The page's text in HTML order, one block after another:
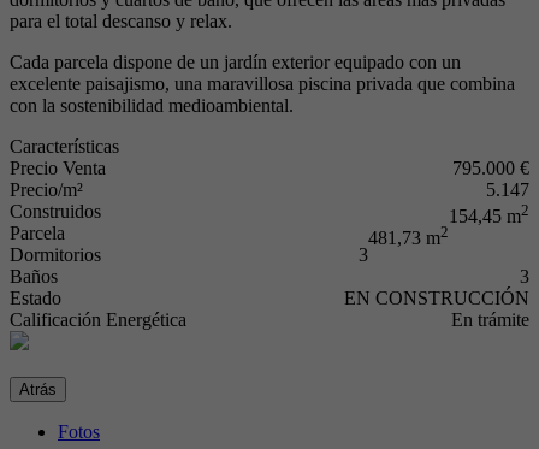
para el total descanso y relax.
Cada parcela dispone de un jardín exterior equipado con un
excelente paisajismo, una maravillosa piscina privada que combina
con la sostenibilidad medioambiental.
Características
Precio Venta
795.000 €
Precio/m²
5.147
Construidos
154,45 m2
Parcela 481,73 m2
Dormitorios
3
Baños
3
Estado
EN CONSTRUCCIÓN
Calificación Energética
En trámite
Atrás
Fotos